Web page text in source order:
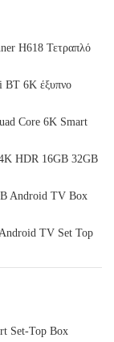
H618 Τετραπλό
6K έξυπνο
Core 6K Smart
HDR 16GB 32GB
Android TV Box
TV Set Top
Set-Top Box